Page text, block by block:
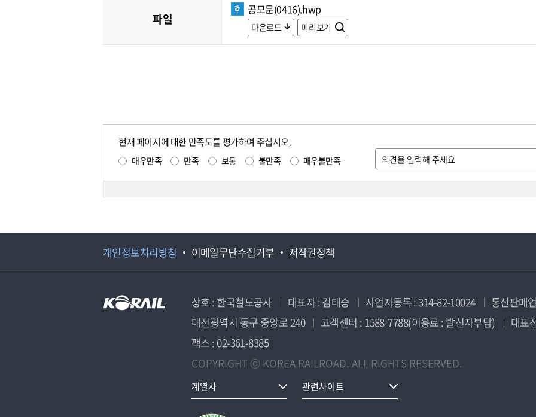
파일
공모문(0416).hwp
다운로드 미리보기
현재 페이지에 대한 만족도를 평가하여 주십시오.
매우만족 만족 보통 불만족 매우불만족
개인정보처리방침 이메일무단수집거부 저작권정책
상호 : 한국철도공사 대표자 : 김태승 사업자등록 : 314-82-10024
통신판매
대전광역시 동구 중앙로 240
고객센터 : 1588-7788(이용료 : 발신자부담)
대표
팩스 : 02-361-8385
COPYRIGHT ⓒ KOREA RAILROAD. ALL RIGHTS RESERVED.
계열사 관련사이트